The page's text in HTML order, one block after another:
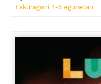
Eskuragarri 4-5 egunetan